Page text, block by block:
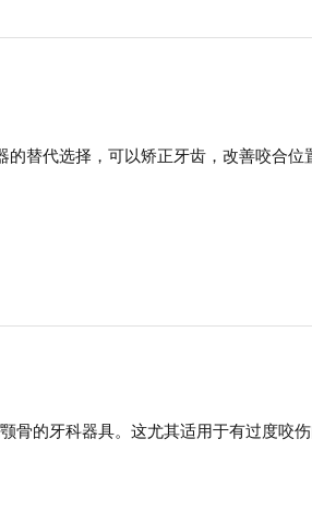
替代选择，可以矫正牙齿，改善咬合位
骨的牙科器具。这尤其适用于有过度咬